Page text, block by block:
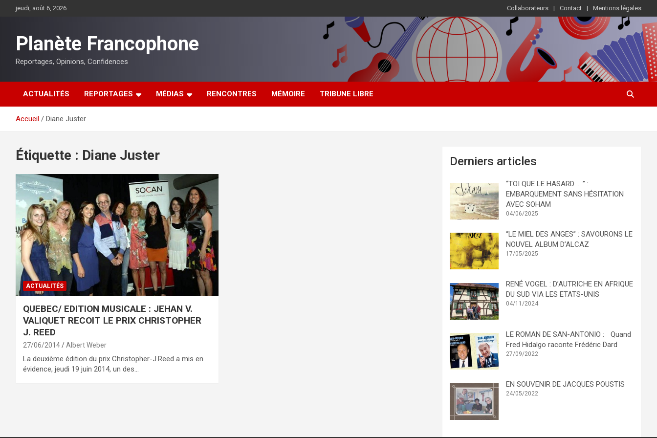
jeudi, août 6, 2026 Collaborateurs Contact Mentions légales
Planète Francophone
Reportages, Opinions, Confidences
ACTUALITÉS REPORTAGES MÉDIAS RENCONTRES MÉMOIRE TRIBUNE LIBRE
Accueil Diane Juster
Étiquette : Diane Juster
ACTUALITÉS
QUEBEC/ EDITION MUSICALE : JEHAN V.
VALIQUET RECOIT LE PRIX CHRISTOPHER
J. REED
27/06/2014 Albert Weber
La deuxième édition du prix Christopher-J.Reed a mis en
évidence, jeudi 19 juin 2014, un des…
Derniers articles
“TOI QUE LE HASARD … ” :
EMBARQUEMENT SANS HÉSITATION
AVEC SOHAM
04/06/2025
“LE MIEL DES ANGES” : SAVOURONS LE
NOUVEL ALBUM D’ALCAZ
17/05/2025
RENÉ VOGEL : D’AUTRICHE EN AFRIQUE
DU SUD VIA LES ETATS-UNIS
04/11/2024
LE ROMAN DE SAN-ANTONIO : Quand
Fred Hidalgo raconte Frédéric Dard
27/09/2022
EN SOUVENIR DE JACQUES POUSTIS
24/05/2022